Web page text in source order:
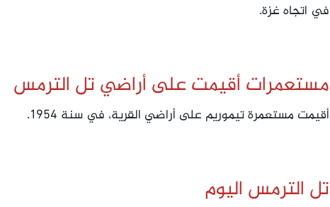
في اتجاه غزة.
مستعمرات أقيمت على أراضي تل الترمس
أقيمت مستعمرة تيموريم على أراضي القرية، في سنة 1954.
تل الترمس اليوم